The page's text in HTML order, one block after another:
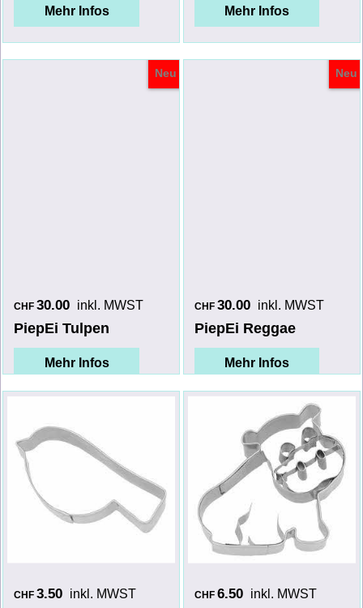
Mehr Infos Mehr Infos
Neu
CHF 30.00 inkl. MWST
PiepEi Tulpen
Mehr Infos
Neu
CHF 30.00 inkl. MWST
PiepEi Reggae
Mehr Infos
CHF 3.50 inkl. MWST CHF 6.50 inkl. MWST